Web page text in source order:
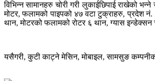
विभिन्न सामानहरु चोरी गरी लुकाईछिपाई राखेको
मोटर, फलामको पाइपको ४७ वटा टुक्राहरु, प्रदेश
थान, मोटरको फलामको रोटर ६ थान, ग्यास
यसैगरी, कुटी काट्ने मेसिन, मोबाइल, सामसुङ